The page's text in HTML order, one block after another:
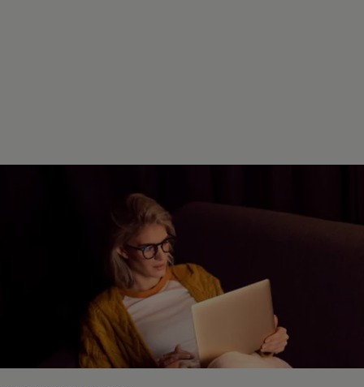
Reparatur und Service